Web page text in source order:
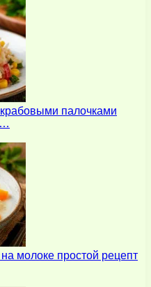
крабовыми палочками
молоке простой рецепт